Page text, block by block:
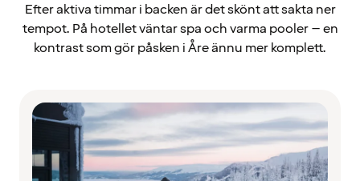
Efter aktiva timmar i backen är det skönt att sakta ner
tempot. På hotellet väntar spa och varma pooler – en
kontrast som gör påsken i Åre ännu mer komplett.